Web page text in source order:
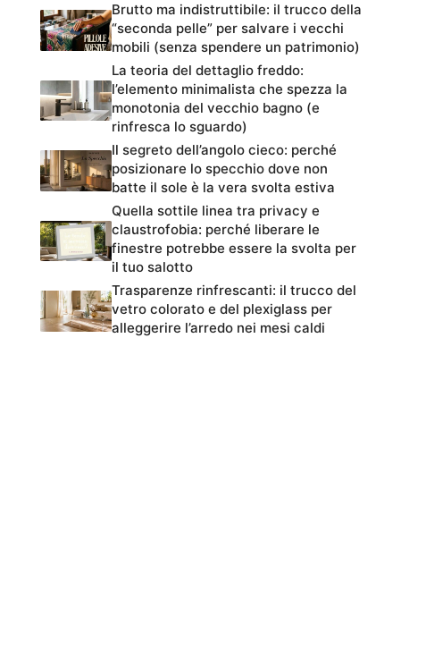
Brutto ma indistruttibile: il trucco della
“seconda pelle” per salvare i vecchi
mobili (senza spendere un patrimonio)
La teoria del dettaglio freddo:
l’elemento minimalista che spezza la
monotonia del vecchio bagno (e
rinfresca lo sguardo)
Il segreto dell’angolo cieco: perché
posizionare lo specchio dove non
batte il sole è la vera svolta estiva
Quella sottile linea tra privacy e
claustrofobia: perché liberare le
finestre potrebbe essere la svolta per
il tuo salotto
Trasparenze rinfrescanti: il trucco del
vetro colorato e del plexiglass per
alleggerire l’arredo nei mesi caldi